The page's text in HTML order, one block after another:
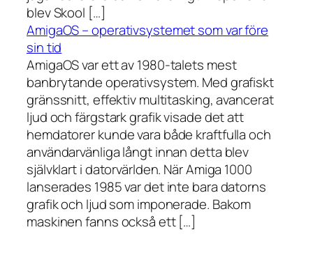
blev Skool […]
AmigaOS – operativsystemet som var före
sin tid
AmigaOS var ett av 1980-talets mest
banbrytande operativsystem. Med grafiskt
gränssnitt, effektiv multitasking, avancerat
ljud och färgstark grafik visade det att
hemdatorer kunde vara både kraftfulla och
användarvänliga långt innan detta blev
självklart i datorvärlden. När Amiga 1000
lanserades 1985 var det inte bara datorns
grafik och ljud som imponerade. Bakom
maskinen fanns också ett […]